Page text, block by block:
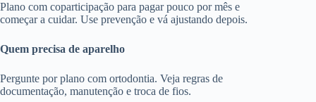
Plano com coparticipação para pagar pouco por mês e
começar a cuidar. Use prevenção e vá ajustando depois.
Quem precisa de aparelho
Pergunte por plano com ortodontia. Veja regras de
documentação, manutenção e troca de fios.